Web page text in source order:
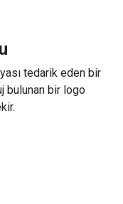
tedarik eden bir
bulunan bir logo